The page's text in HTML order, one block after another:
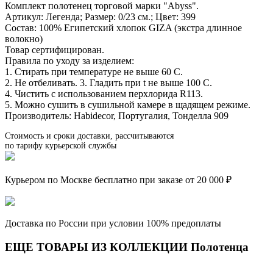
Комплект полотенец торговой марки "Abyss".
Артикул: Легенда; Размер: 0/23 см.; Цвет: 399
Состав: 100% Египетский хлопок GIZA (экстра длинное
волокно)
Товар сертифицирован.
Правила по уходу за изделием:
1. Стирать при температуре не выше 60 С.
2. Не отбеливать. 3. Гладить при t не выше 100 С.
4. Чистить с использованием перхлорида R113.
5. Можно сушить в сушильной камере в щадящем режиме.
Производитель: Habidecor, Португалия, Тонделла 909
Стоимость и сроки доставки, рассчитываются
по тарифу курьерской службы
Курьером по Москве бесплатно при заказе от 20 000 ₽
Доставка по России при условии 100% предоплаты
ЕЩЕ ТОВАРЫ ИЗ КОЛЛЕКЦИИ Полотенца